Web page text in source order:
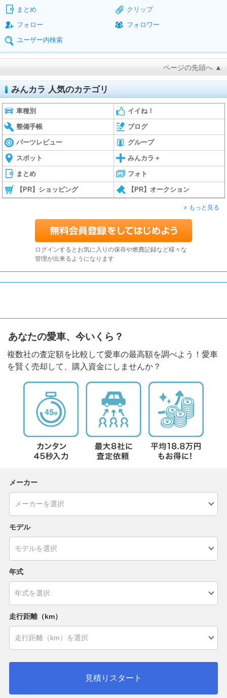
まとめ
クリップ
フォロー
フォロワー
ユーザー内検索
ページの先頭へ ▲
みんカラ 人気のカテゴリ
車種別 イイね！
整備手帳 ブログ
パーツレビュー グループ
スポット みんカラ＋
まとめ フォト
【PR】ショッピング 【PR】オークション
もっと見る
ログインするとお気に入りの保存や燃費記録など様々な
管理が出来るようになります
あなたの愛車、今いくら？
複数社の査定額を比較して愛車の最高額を調べよう！愛車
を賢く売却して、購入資金にしませんか？
メーカー
モデル
年式
走行距離（km）
見積りスタート